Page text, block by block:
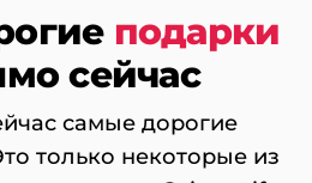
подарки
сейчас
самые дорогие
только некоторые из